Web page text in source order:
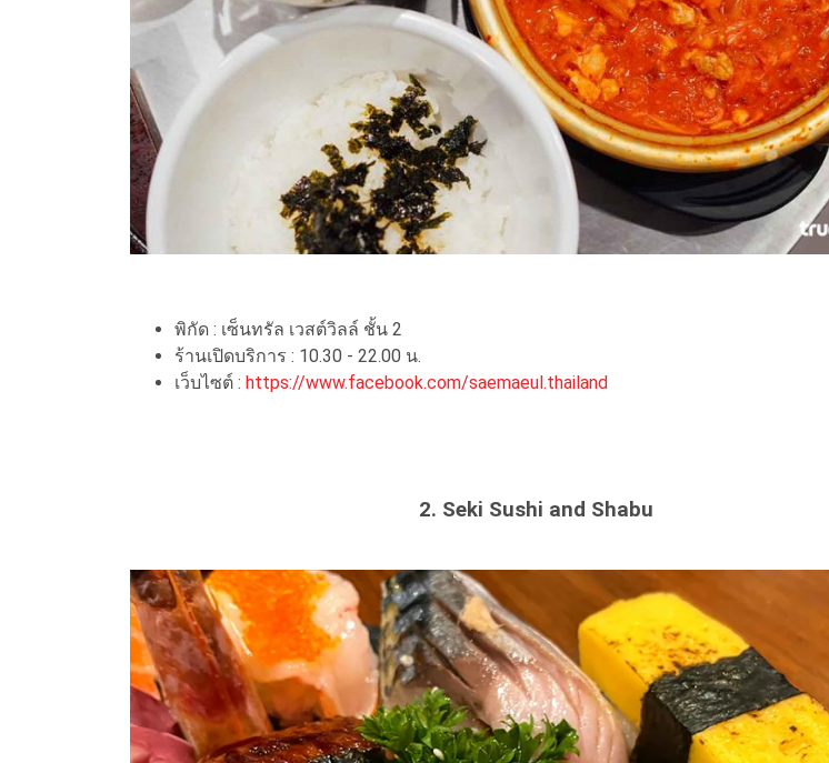
พิกัด : เซ็นทรัล เวสต์วิลล์ ชั้น 2
ร้านเปิดบริการ : 10.30 - 22.00 น.
เว็บไซต์ : https://www.facebook.com/saemaeul.thailand
2. Seki Sushi and Shabu